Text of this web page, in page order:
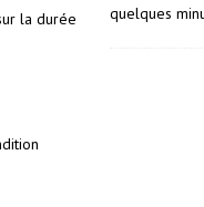
la durée
quelques